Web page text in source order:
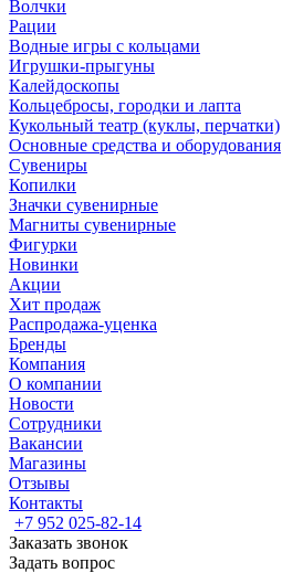
Волчки
Рации
Водные игры с кольцами
Игрушки-прыгуны
Калейдоскопы
Кольцебросы, городки и лапта
Кукольный театр (куклы, перчатки)
Основные средства и оборудования
Сувениры
Копилки
Значки сувенирные
Магниты сувенирные
Фигурки
Новинки
Акции
Хит продаж
Распродажа-уценка
Бренды
Компания
О компании
Новости
Сотрудники
Вакансии
Магазины
Отзывы
Контакты
+7 952 025-82-14
Заказать звонок
Задать вопрос